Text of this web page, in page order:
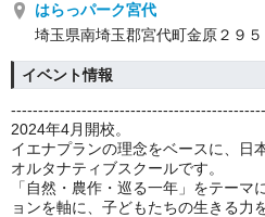
はらっパーク宮代
埼玉県南埼玉郡宮代町金原２９５
イベント情報
2024年4月開校。
イエナプランの理念をベースに、日
オルタナティブスクールです。
「自然・農作・巡る一年」をテー
ョンを軸に、子どもたちの生きる力